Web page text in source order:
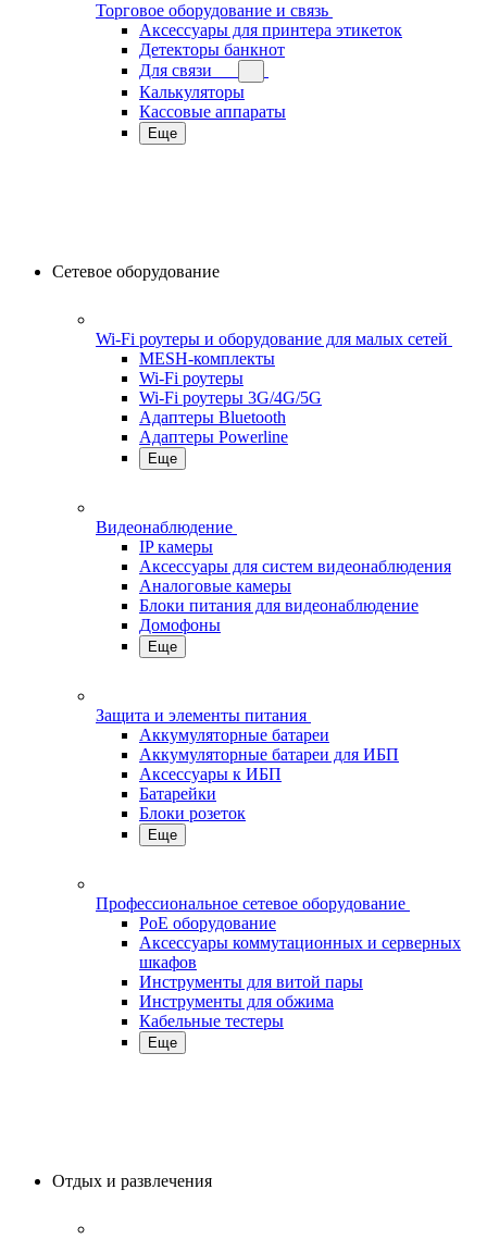
Торговое оборудование и связь
Аксессуары для принтера этикеток
Детекторы банкнот
Для связи
Калькуляторы
Кассовые аппараты
Еще
Сетевое оборудование
Wi-Fi роутеры и оборудование для малых сетей
MESH-комплекты
Wi-Fi роутеры
Wi-Fi роутеры 3G/4G/5G
Адаптеры Bluetooth
Адаптеры Powerline
Еще
Видеонаблюдение
IP камеры
Аксессуары для систем видеонаблюдения
Аналоговые камеры
Блоки питания для видеонаблюдение
Домофоны
Еще
Защита и элементы питания
Аккумуляторные батареи
Аккумуляторные батареи для ИБП
Аксессуары к ИБП
Батарейки
Блоки розеток
Еще
Профессиональное сетевое оборудование
PoE оборудование
Аксессуары коммутационных и серверных
шкафов
Инструменты для витой пары
Инструменты для обжима
Кабельные тестеры
Еще
Отдых и развлечения